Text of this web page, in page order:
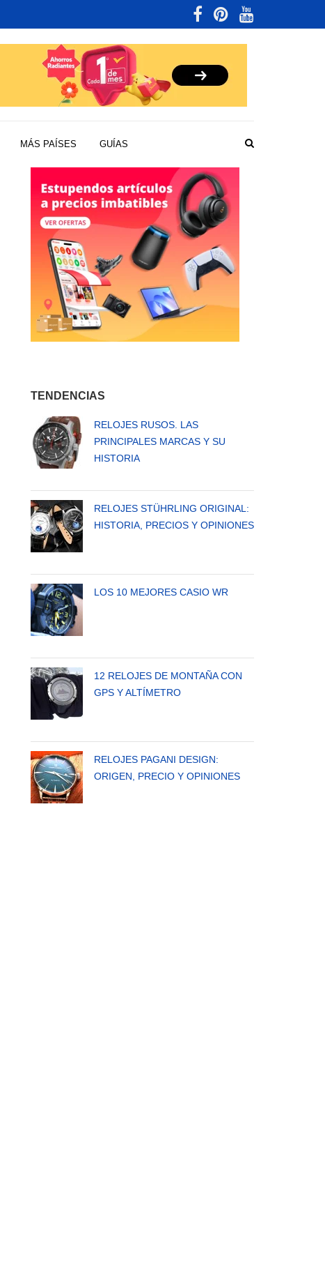
MÁS PAÍSES GUÍAS
VERSIONES:
TENDENCIAS
RELOJES RUSOS. LAS
PRINCIPALES MARCAS Y SU
HISTORIA
RELOJES STÜHRLING ORIGINAL:
HISTORIA, PRECIOS Y OPINIONES
LOS 10 MEJORES CASIO WR
12 RELOJES DE MONTAÑA CON
GPS Y ALTÍMETRO
RELOJES PAGANI DESIGN:
ORIGEN, PRECIO Y OPINIONES